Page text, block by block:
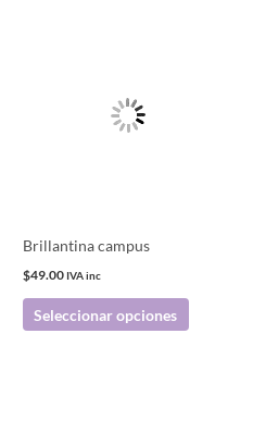
Brillantina campus
$49.00 IVA inc
Seleccionar opciones
en